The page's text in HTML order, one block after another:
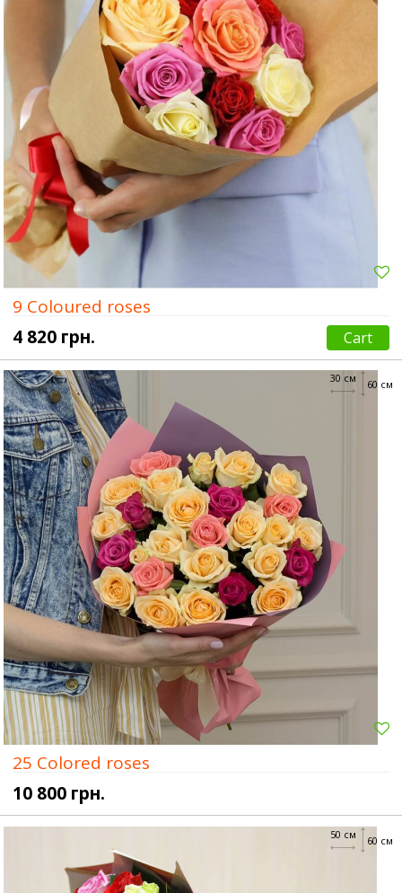
9 Coloured roses
4 820 грн.
Cart
60 см
30 см
25 Colored roses
10 800 грн.
60 см
50 см